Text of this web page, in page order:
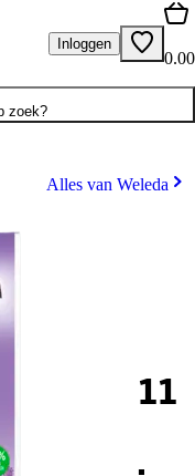
Inloggen
0.00
zoek?
Alles van Weleda
11
.